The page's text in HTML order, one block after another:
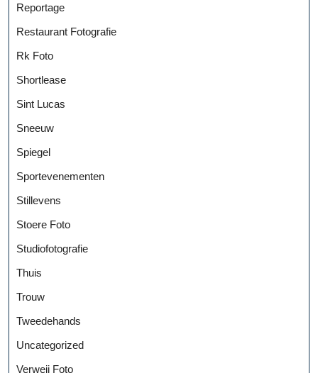
Reportage
Restaurant Fotografie
Rk Foto
Shortlease
Sint Lucas
Sneeuw
Spiegel
Sportevenementen
Stillevens
Stoere Foto
Studiofotografie
Thuis
Trouw
Tweedehands
Uncategorized
Verweij Foto